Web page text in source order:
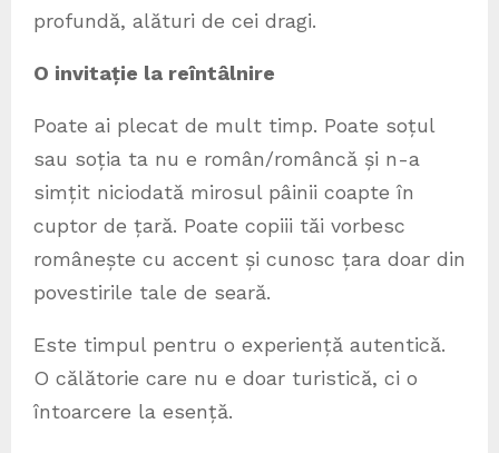
profundă, alături de cei dragi.
O invitație la reîntâlnire
Poate ai plecat de mult timp. Poate soțul
sau soția ta nu e român/româncă și n-a
simțit niciodată mirosul pâinii coapte în
cuptor de țară. Poate copiii tăi vorbesc
românește cu accent și cunosc țara doar din
povestirile tale de seară.
Este timpul pentru o experiență autentică.
O călătorie care nu e doar turistică, ci o
întoarcere la esență.